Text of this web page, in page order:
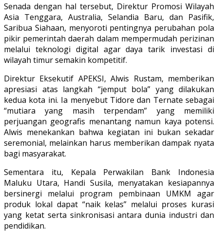
Senada dengan hal tersebut, Direktur Promosi Wilayah
Asia Tenggara, Australia, Selandia Baru, dan Pasifik,
Saribua Siahaan, menyoroti pentingnya perubahan pola
pikir pemerintah daerah dalam mempermudah perizinan
melalui teknologi digital agar daya tarik investasi di
wilayah timur semakin kompetitif.
Direktur Eksekutif APEKSI, Alwis Rustam, memberikan
apresiasi atas langkah “jemput bola” yang dilakukan
kedua kota ini. Ia menyebut Tidore dan Ternate sebagai
“mutiara yang masih terpendam” yang memiliki
perjuangan geografis menantang namun kaya potensi.
Alwis menekankan bahwa kegiatan ini bukan sekadar
seremonial, melainkan harus memberikan dampak nyata
bagi masyarakat.
Sementara itu, Kepala Perwakilan Bank Indonesia
Maluku Utara, Handi Susila, menyatakan kesiapannya
bersinergi melalui program pembinaan UMKM agar
produk lokal dapat “naik kelas” melalui proses kurasi
yang ketat serta sinkronisasi antara dunia industri dan
pendidikan.